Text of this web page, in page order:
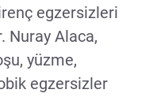
egzersizleri
Nuray Alaca,
yüzme,
egzersizler